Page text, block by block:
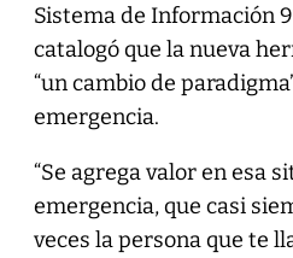
Sistema de Información
catalogó que la nueva
“un cambio de
emergencia.
“Se agrega valor en esa
emergencia, que casi
veces la persona que te